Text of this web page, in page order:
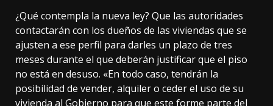
¿Qué contempla la nueva ley? Que las autoridades
contactarán con los dueños de las viviendas que se
ajusten a ese perfil para darles un plazo de tres
meses durante el que deberán justificar que el piso
no está en desuso. «En todo caso, tendrán la
posibilidad de vender, alquiler o ceder el uso de su
vivienda al Gobierno para que este forme parte del